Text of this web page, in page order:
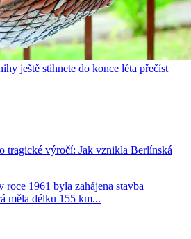
ještě stihnete do konce léta přečíst
tragické výročí: Jak vznikla Berlínská
1961 byla zahájena stavba
měla délku 155 km...